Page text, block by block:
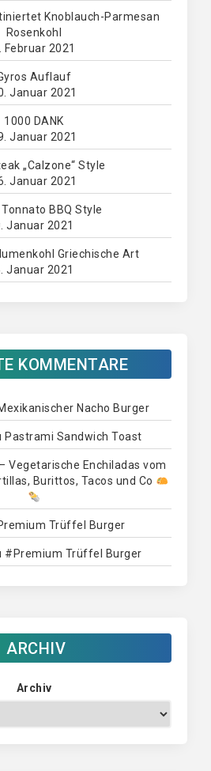
Knoblauch-Parmesan
Rosenkohl
Februar 2021
Auflauf
Januar 2021
1000 DANK
Januar 2021
„Calzone“ Style
Januar 2021
BBQ Style
Januar 2021
Griechische Art
Januar 2021
KOMMENTARE
Nacho Burger
Pastrami Sandwich Toast
Vegetarische Enchiladas vom
Burittos, Tacos und Co
Trüffel Burger
#Premium Trüffel Burger
ARCHIV
Archiv